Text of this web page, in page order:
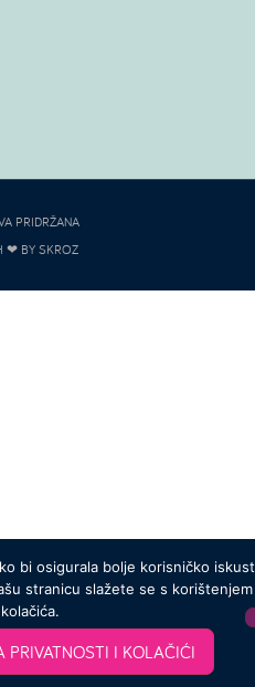
PRIDRŽANA
❤ BY SKROZ
bi osigurala bolje korisničko
stranicu slažete se s korištenjem
kolačića.
PRIVATNOSTI I KOLAČIĆI